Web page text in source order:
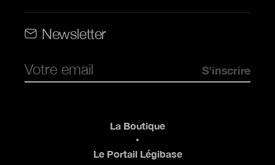
Newsletter
La Boutique
Le Portail Légibase